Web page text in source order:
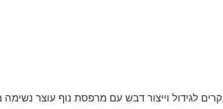
לגידול וייצור דבש עם מרפסת נוף עוצר